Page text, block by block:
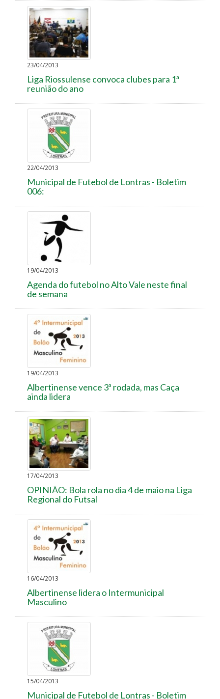
23/04/2013
Liga Riossulense convoca clubes para 1ª
reunião do ano
22/04/2013
Municipal de Futebol de Lontras - Boletim
006:
19/04/2013
Agenda do futebol no Alto Vale neste final
de semana
19/04/2013
Albertinense vence 3ª rodada, mas Caça
ainda lidera
17/04/2013
OPINIÃO: Bola rola no dia 4 de maio na Liga
Regional do Futsal
16/04/2013
Albertinense lidera o Intermunicipal
Masculino
15/04/2013
Municipal de Futebol de Lontras - Boletim